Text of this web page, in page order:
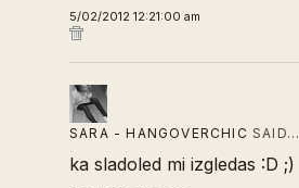
5/02/2012 12:21:00 am
SARA - HANGOVERCHIC SAID…
ka sladoled mi izgledas :D ;)